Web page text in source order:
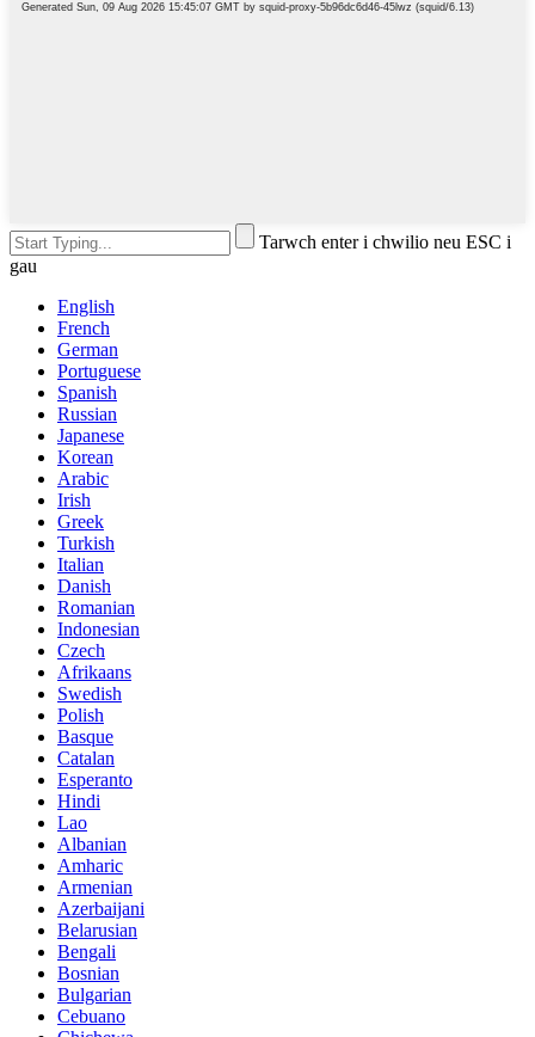
Tarwch enter i chwilio neu ESC i
gau
English
French
German
Portuguese
Spanish
Russian
Japanese
Korean
Arabic
Irish
Greek
Turkish
Italian
Danish
Romanian
Indonesian
Czech
Afrikaans
Swedish
Polish
Basque
Catalan
Esperanto
Hindi
Lao
Albanian
Amharic
Armenian
Azerbaijani
Belarusian
Bengali
Bosnian
Bulgarian
Cebuano